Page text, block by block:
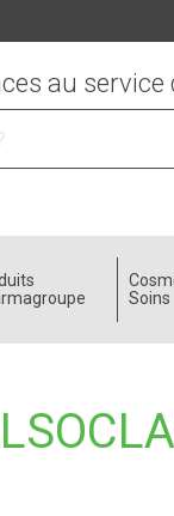
au service
Soins